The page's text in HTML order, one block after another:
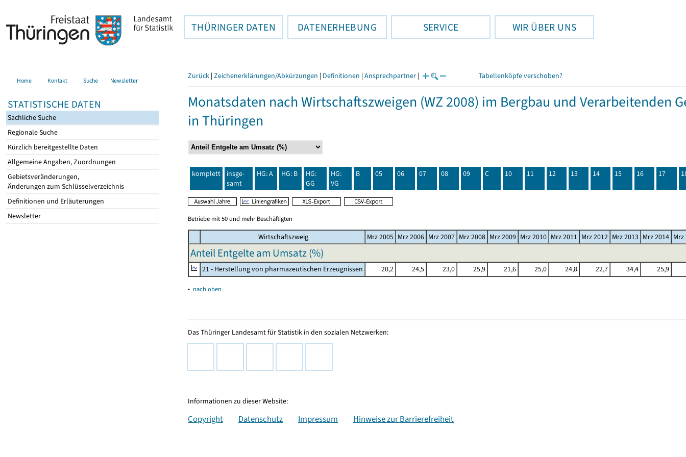
THÜRINGER DATEN DATENERHEBUNG SERVICE WIR ÜBER UNS
Home Kontakt Suche Newsletter
STATISTISCHE DATEN
Sachliche Suche
Regionale Suche
Kürzlich bereitgestellte Daten
Allgemeine Angaben, Zuordnungen
Gebietsveränderungen,
Änderungen zum Schlüsselverzeichnis
Definitionen und Erläuterungen
Newsletter
Zurück | Zeichenerklärungen/Abkürzungen | Definitionen | Ansprechpartner | Tabellenköpfe verschoben?
Monatsdaten nach Wirtschaftszweigen (WZ 2008) im Bergbau und Verarbeitenden
in Thüringen
komplett
insge-
samt
HG: A HG: B
HG:
GG
HG:
VG
B 05 06 07 08 09 C 10 11 12 13 14 15 16 17
Betriebe mit 50 und mehr Beschäftigten
Wirtschaftszweig Mrz 2005 Mrz 2006 Mrz 2007 Mrz 2008 Mrz 2009 Mrz 2010 Mrz 2011 Mrz 2012 Mrz 2013 Mrz 2014 Mrz
Anteil Entgelte am Umsatz (%)
21 - Herstellung von pharmazeutischen Erzeugnissen 20,2 24,5 23,0 25,9 21,6 25,0 24,8 22,7 34,4 25,9
▴ nach oben
Das Thüringer Landesamt für Statistik in den sozialen Netzwerken:
Informationen zu dieser Website:
Copyright Datenschutz Impressum Hinweise zur Barrierefreiheit